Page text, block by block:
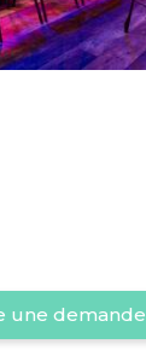
une demande